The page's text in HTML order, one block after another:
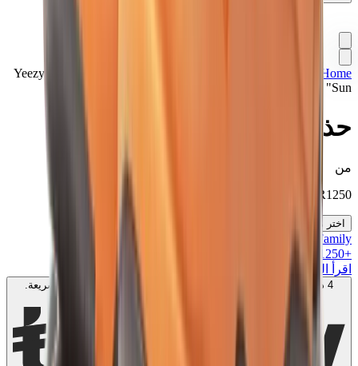
Home
حذاء Yeezy
Boost 700 "Sun"
حذاء Yeezy Boost 700 "Sun"
من
SAR1250
اختر مقاسك
MK Family
+
1250
اقرأ المزيد
4 دفعات بدون فوائد بقيمة
. بدون رسوم. متوافق مع الشريعة.